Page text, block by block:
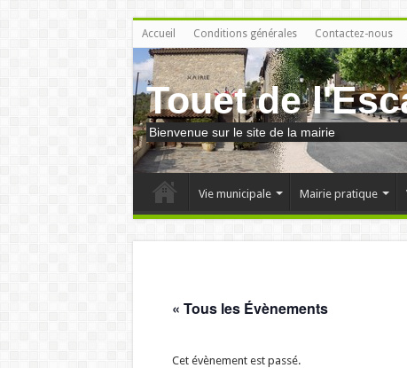
Accueil Conditions générales Contactez-nous
Touet de
Bienvenue sur le site de la mairie
Vie municipale Mairie pratique
« Tous les Évènements
Cet évènement est passé.